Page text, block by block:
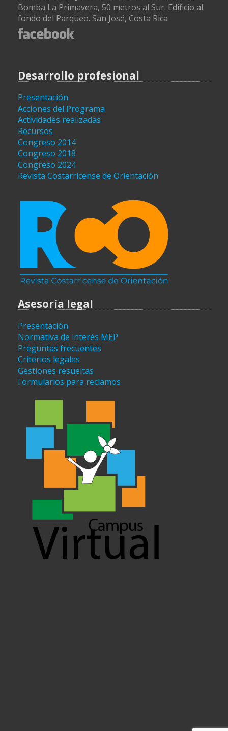
Bomba La Primavera, 50 metros al Sur. Edificio al
fondo del Parqueo. San José, Costa Rica
Desarrollo profesional
Presentación
Acciones del Programa
Actividades realizadas
Recursos
Congreso 2014
Congreso 2018
Congreso 2024
Revista Costarricense de Orientación
Asesoría legal
Presentación
Normativa de interés MEP
Preguntas frecuentes
Criterios legales
Gestiones resueltas
Formularios para reclamos